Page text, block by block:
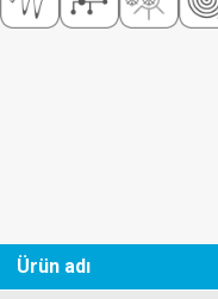
Ürün adı